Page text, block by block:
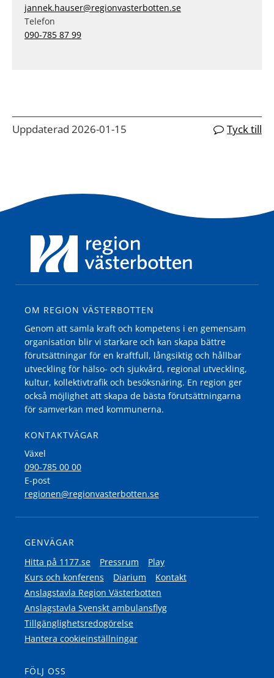
jannek.hauser@regionvasterbotten.se
Telefon
090-785 87 99
Uppdaterad 2026-01-15 Tyck till
OM REGION VÄSTERBOTTEN
Genom att samla kraft och kompetens i en gemensam
organisation blir vi starkare och kan skapa bättre
förutsättningar för en kraftfull, långsiktig och hållbar
utveckling för hälso- och sjukvård, regional utveckling,
kultur, kollektivtrafik och besöksnäring. En region ger
också möjlighet att skapa de bästa förutsättningarna
för samverkan med kommunerna.
KONTAKTVÄGAR
Växel
090-785 00 00
E-post
regionen@regionvasterbotten.se
GENVÄGAR
Hitta på 1177.se
Pressrum
Play
Kurs och konferens
Diarium
Kontakt
Anslagstavla Region Västerbotten
Anslagstavla Svenskt ambulansflyg
Tillgänglighetsredogörelse
Hantera cookieinställningar
FÖLJ OSS